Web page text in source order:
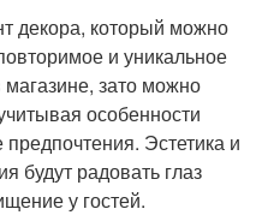
декора, который можно
и уникальное
зато можно
особенности
Эстетика и
будут радовать глаз
у гостей.